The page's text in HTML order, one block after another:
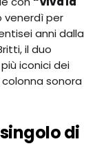
venerdì per
anni dalla
il duo
iconici dei
sonora
di